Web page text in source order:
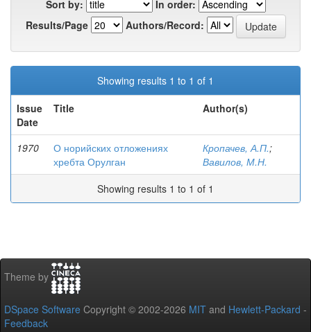
Sort by:
In order:
Results/Page
Authors/Record:
Showing results 1 to 1 of 1
Issue
Date
Title Author(s)
1970
О норийских отложениях
хребта Орулган
Кропачев, А.П.;
Вавилов, М.Н.
Showing results 1 to 1 of 1
Theme by
DSpace Software Copyright © 2002-2026 MIT and Hewlett-Packard -
Feedback